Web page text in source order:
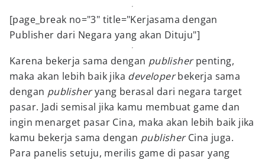
[page_break no="3" title="Kerjasama dengan
Publisher dari Negara yang akan Dituju"]
Karena bekerja sama dengan publisherpenting,
maka akan lebih baik jika developerbekerja sama
dengan publisheryang berasal dari negara target
pasar. Jadi semisal jika kamu membuat game dan
ingin menarget pasar Cina, maka akan lebih baik jika
kamu bekerja sama dengan publisherCina juga.
Para panelis setuju, merilis game di pasar yang